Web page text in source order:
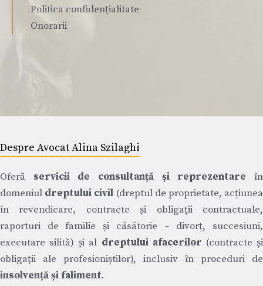
Politica confidențialitate
Onorarii
Despre Avocat Alina Szilaghi
Oferă servicii de consultanță și reprezentare în
domeniul dreptului civil (dreptul de proprietate, acțiunea
în revendicare, contracte și obligații contractuale,
raporturi de familie și căsătorie – divorț, succesiuni,
executare silită) și al dreptului afacerilor (contracte și
obligații ale profesioniștilor), inclusiv în proceduri de
insolvență și faliment.